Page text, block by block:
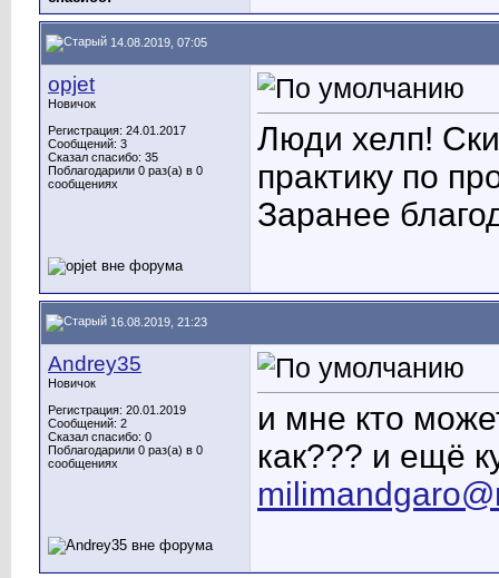
14.08.2019, 07:05
opjet
Новичок
Регистрация: 24.01.2017
Сообщений: 3
Сказал спасибо: 35
Поблагодарили 0 раз(а) в 0
сообщениях
Люди хелп!
практику по
Заранее
16.08.2019, 21:23
Andrey35
Новичок
Регистрация: 20.01.2019
Сообщений: 2
Сказал спасибо: 0
Поблагодарили 0 раз(а) в 0
сообщениях
и мне кто
как??? и ещё